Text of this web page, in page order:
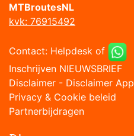
MTBroutesNL
kvk: 76915492
Contact: Helpdesk of
Inschrijven NIEUWSBRIEF
Disclaimer - Disclaimer App
Privacy & Cookie beleid
Partnerbijdragen